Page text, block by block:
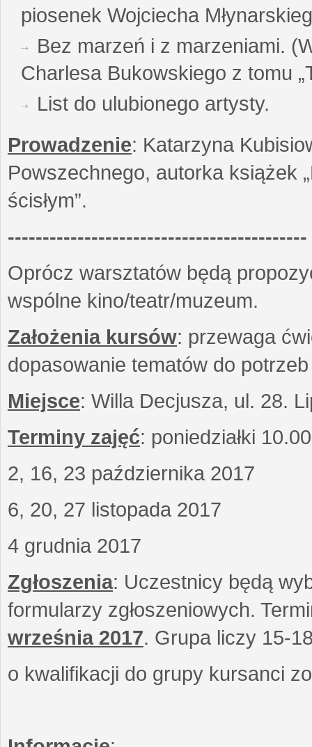
piosenek Wojciecha
Bez marzeń i z marzeniami.
Charlesa Bukowskiego z tomu
List do ulubionego artysty.
Prowadzenie: Katarzyna
Powszechnego, autorka książek
ścisłym”.
-------------------------------------------
Oprócz warsztatów będą
wspólne kino/teatr/muzeum.
Założenia kursów: przewaga
dopasowanie tematów do
Miejsce: Willa Decjusza, ul. 28.
Terminy zajęć: poniedziałki
2, 16, 23 października 2017
6, 20, 27 listopada 2017
4 grudnia 2017
Zgłoszenia: Uczestnicy będą
formularzy zgłoszeniowych.
września 2017. Grupa liczy 15-
o kwalifikacji do grupy kursanci